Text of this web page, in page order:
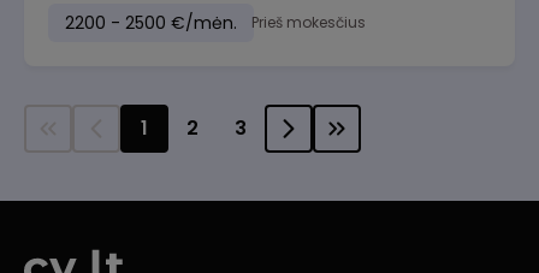
2200 - 2500 €/mėn. Prieš mokesčius
1 2 3